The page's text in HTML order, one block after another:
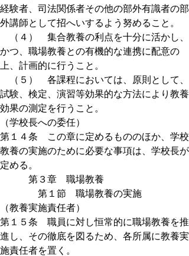
経験者、司法関係者その他の部外有識者の部
外講師として招へいするよう努めること。
（４） 集合教養の利点を十分に活かし、
かつ、職場教養との有機的な連携に配意の
上、計画的に行うこと。
（５） 各課程においては、原則として、
試験、検定、演習等効果的な方法により教養
効果の測定を行うこと。
（学校長への委任）
第１４条 この章に定めるもののほか、学校
教養の実施のために必要な事項は、学校長が
定める。
第３章 職場教養
第１節 職場教養の実施
（教養実施責任者）
第１５条 職員に対し恒常的に職場教養を推
進し、その徹底を図るため、各所属に教養実
施責任者を置く。